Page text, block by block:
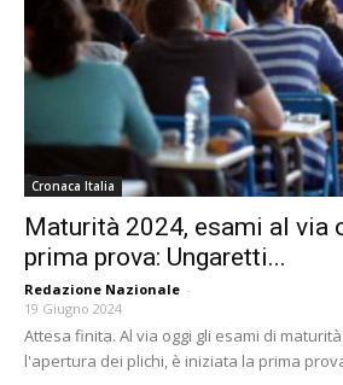
Cronaca Italia
Maturità 2024, esami al via
prima prova: Ungaretti...
Redazione Nazionale -
19 Giugno 2024
Attesa finita. Al via oggi gli esami di maturità
l'apertura dei plichi, è iniziata la prima